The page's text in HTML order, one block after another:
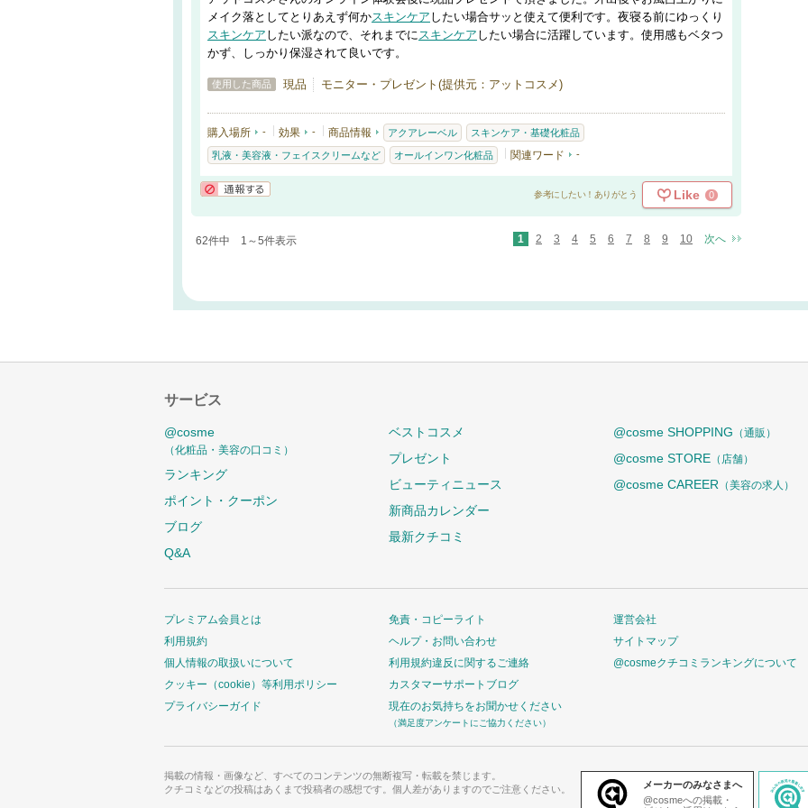
メイク落としてとりあえず何かスキンケア したい場合サッと使えて便利です。夜寝る前にゆっくり
スキンケア したい派なので、それまでにスキンケア したい場合に活躍しています。使用感もベタつ
かず、しっかり保湿されて良いです。
使用した商品 現品 モニター・プレゼント(提供元：アットコスメ)
購入場所 - 効果 - 商品情報 アクアレーベル スキンケア・基礎化粧品
乳液・美容液・フェイスクリームなど オールインワン化粧品 関連ワード -
参考にしたい！ありがとう Like 0
62件中 1～5件表示 1 2 3 4 5 6 7 8 9 10 次へ
サービス
@cosme
（化粧品・美容の口コミ）
ランキング
ポイント・クーポン
ブログ
Q&A
ベストコスメ
プレゼント
ビューティニュース
新商品カレンダー
最新クチコミ
@cosme SHOPPING （通販）
@cosme STORE （店舗）
@cosme CAREER （美容の求人）
プレミアム会員とは
利用規約
個人情報の取扱いについて
クッキー（cookie）等利用ポリシー
プライバシーガイド
免責・コピーライト
ヘルプ・お問い合わせ
利用規約違反に関するご連絡
カスタマーサポートブログ
現在のお気持ちをお聞かせください
（満足度アンケートにご協力ください）
運営会社
サイトマップ
@cosmeクチコミランキングについて
掲載の情報・画像など、すべてのコンテンツの無断複写・転載を禁じます。
クチコミなどの投稿はあくまで投稿者の感想です。個人差がありますのでご注意ください。
メーカーのみなさまへ
@cosmeへの掲載・